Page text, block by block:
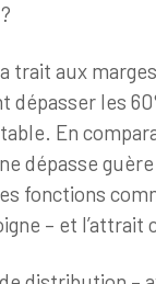
trait aux
dépasser les
En
dépasse
fonctions
– et l’attrait